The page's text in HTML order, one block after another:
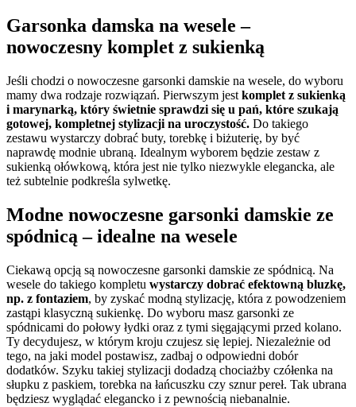
Garsonka damska na wesele –
nowoczesny komplet z sukienką
Jeśli chodzi o nowoczesne garsonki damskie na wesele, do wyboru
mamy dwa rodzaje rozwiązań. Pierwszym jest komplet z sukienką
i marynarką, który świetnie sprawdzi się u pań, które szukają
gotowej, kompletnej stylizacji na uroczystość. Do takiego
zestawu wystarczy dobrać buty, torebkę i biżuterię, by być
naprawdę modnie ubraną. Idealnym wyborem będzie zestaw z
sukienką ołówkową, która jest nie tylko niezwykle elegancka, ale
też subtelnie podkreśla sylwetkę.
Modne nowoczesne garsonki damskie ze
spódnicą – idealne na wesele
Ciekawą opcją są nowoczesne garsonki damskie ze spódnicą. Na
wesele do takiego kompletu wystarczy dobrać efektowną bluzkę,
np. z fontaziem, by zyskać modną stylizację, która z powodzeniem
zastąpi klasyczną sukienkę. Do wyboru masz garsonki ze
spódnicami do połowy łydki oraz z tymi sięgającymi przed kolano.
Ty decydujesz, w którym kroju czujesz się lepiej. Niezależnie od
tego, na jaki model postawisz, zadbaj o odpowiedni dobór
dodatków. Szyku takiej stylizacji dodadzą chociażby czółenka na
słupku z paskiem, torebka na łańcuszku czy sznur pereł. Tak ubrana
będziesz wyglądać elegancko i z pewnością niebanalnie.